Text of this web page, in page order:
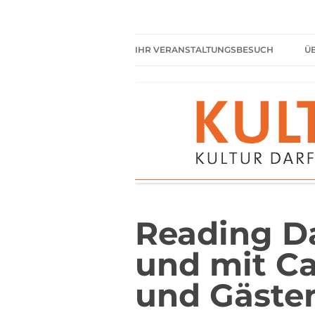
IHR VERANSTALTUNGSBESUCH
HIER HABEN SIE IMMER
FREIEN EINTRITT
SHARED READING
REGELN FÜR KULTURPARKETT
Reading
und mit
und